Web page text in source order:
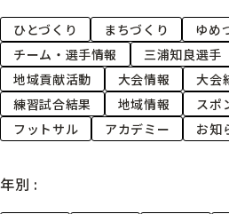
ひとづくり まちづくり
ゆめ
チーム・選手情報
三浦知良選手
地域貢献活動
大会情報 大会
練習試合結果
地域情報 スポ
フットサル
アカデミー お知
年別 :